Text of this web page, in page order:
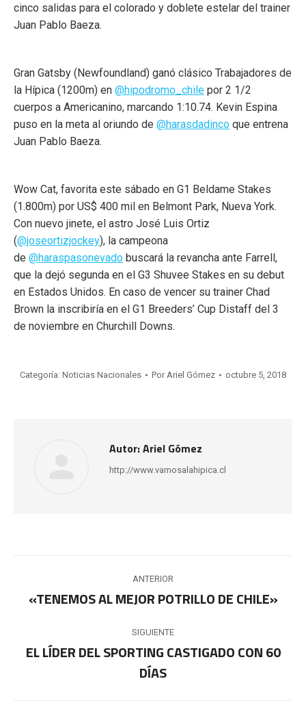
cinco salidas para el colorado y doblete estelar del trainer
Juan Pablo Baeza.
Gran Gatsby (Newfoundland) ganó clásico Trabajadores de
la Hípica (1200m) en @hipodromo_chile por 2 1/2
cuerpos a Americanino, marcando 1:10.74. Kevin Espina
puso en la meta al oriundo de @harasdadinco que entrena
Juan Pablo Baeza.
Wow Cat, favorita este sábado en G1 Beldame Stakes
(1.800m) por US$ 400 mil en Belmont Park, Nueva York.
Con nuevo jinete, el astro José Luis Ortiz
(@joseortizjockey), la campeona
de @haraspasonevado buscará la revancha ante Farrell,
que la dejó segunda en el G3 Shuvee Stakes en su debut
en Estados Unidos. En caso de vencer su trainer Chad
Brown la inscribiría en el G1 Breeders’ Cup Distaff del 3
de noviembre en Churchill Downs.
Categoría: Noticias Nacionales Por Ariel Gómez octubre 5, 2018
Autor:Ariel Gómez
http://www.vamosalahipica.cl
entre
publicaciones
ANTERIOR
Publicación
«TENEMOS AL MEJOR POTRILLO DE CHILE»
SIGUIENTE
siguiente:
EL LÍDER DEL SPORTING CASTIGADO CON 60
DÍAS